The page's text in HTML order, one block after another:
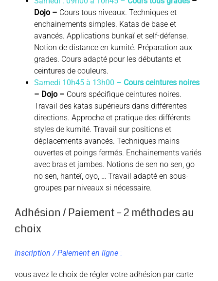
Dojo – Cours tous niveaux. Techniques et
enchainements simples. Katas de base et
avancés. Applications bunkaï et self-défense.
Notion de distance en kumité. Préparation aux
grades. Cours adapté pour les débutants et
ceintures de couleurs.
Samedi 10h45 à 13h00 – Cours ceintures noires
– Dojo – Cours spécifique ceintures noires.
Travail des katas supérieurs dans différentes
directions. Approche et pratique des différents
styles de kumité. Travail sur positions et
déplacements avancés. Techniques mains
ouvertes et poings fermés. Enchainements variés
avec bras et jambes. Notions de sen no sen, go
no sen, hanteï, oyo, … Travail adapté en sous-
groupes par niveaux si nécessaire.
Adhésion / Paiement – 2 méthodes au
choix
Inscription / Paiement en ligne :
vous avez le choix de régler votre adhésion par carte